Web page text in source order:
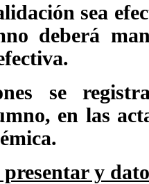
sea
deberá
se
en las
y